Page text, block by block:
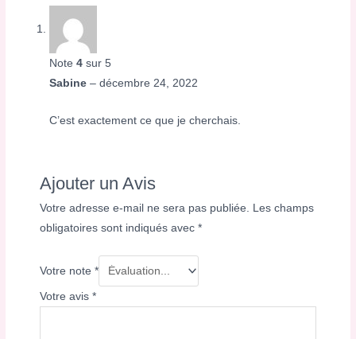
Note4 sur 5
Sabine– décembre 24, 2022
C’est exactement ce que je cherchais.
Ajouter un Avis
Votre adresse e-mail ne sera pas publiée. Les champs
obligatoires sont indiqués avec*
Votre note*
Votre avis*